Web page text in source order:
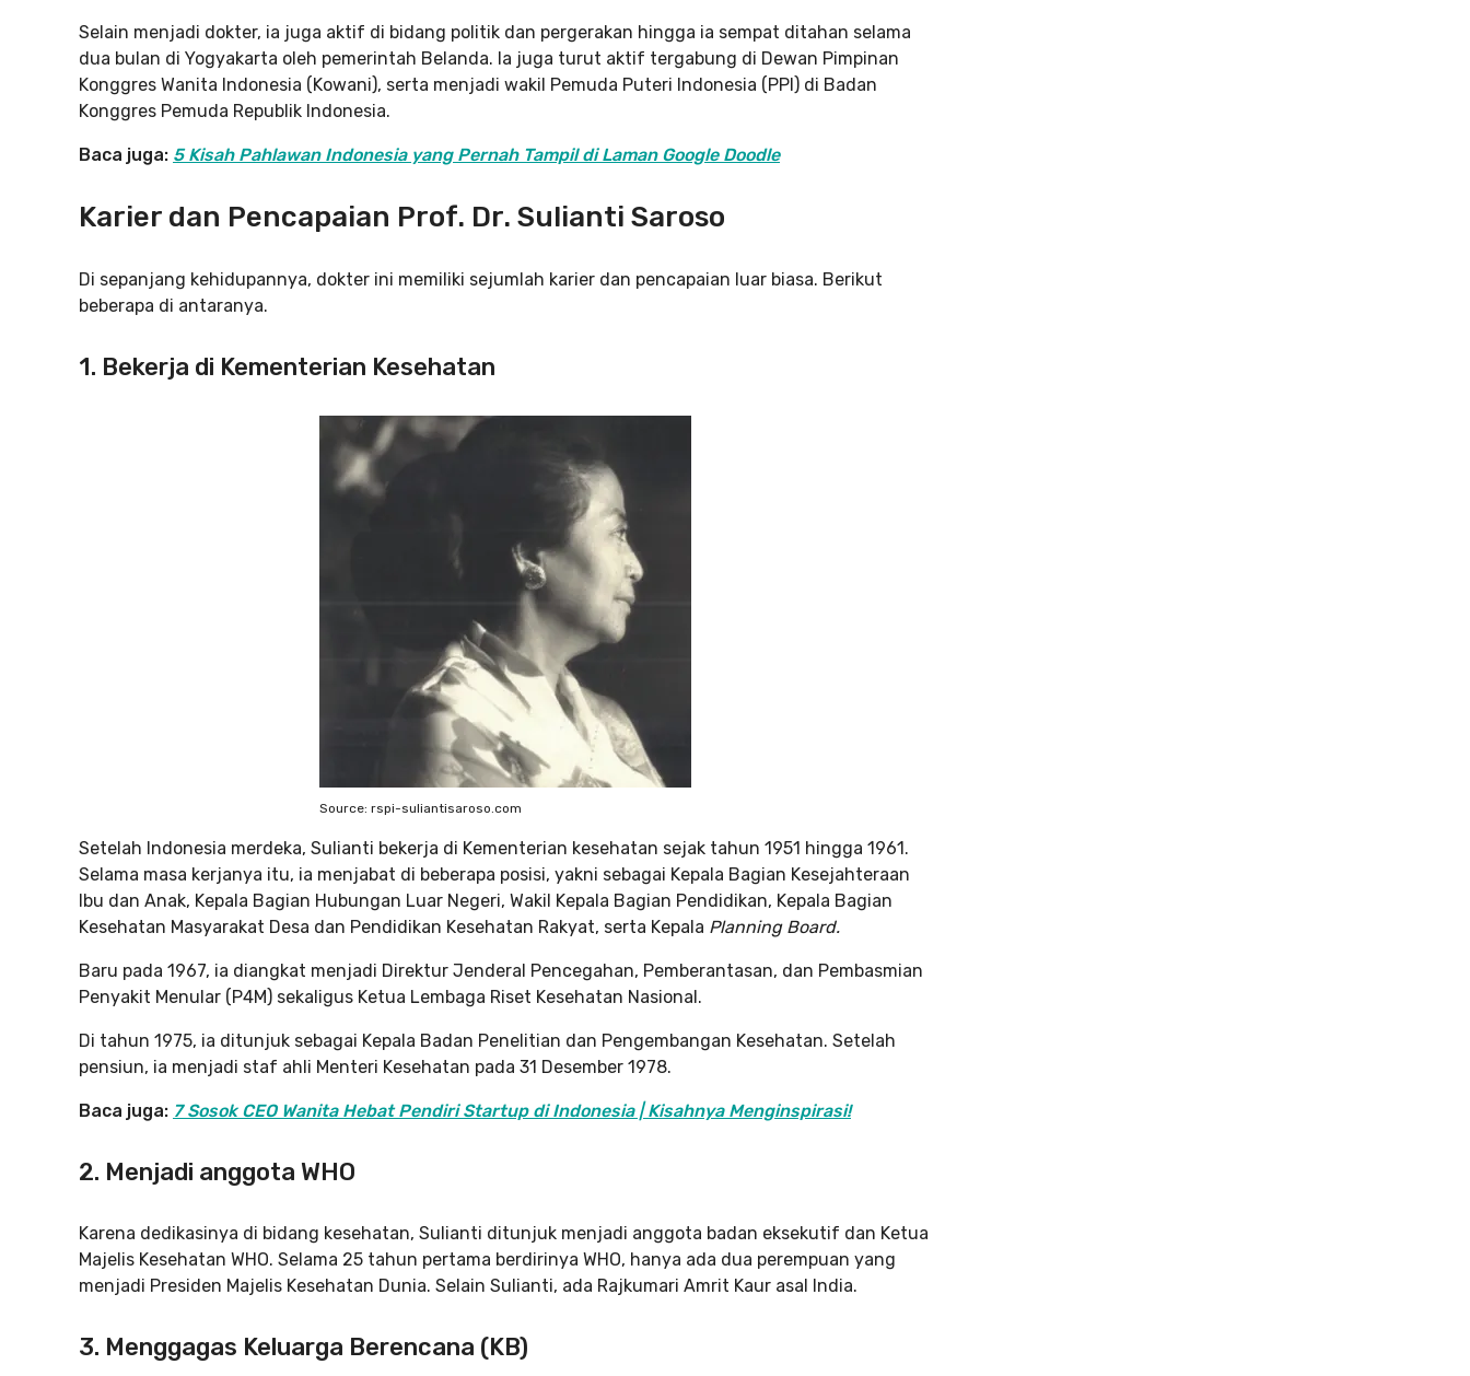
Selain menjadi dokter, ia juga aktif di bidang politik dan pergerakan hingga ia sempat ditahan selama
dua bulan di Yogyakarta oleh pemerintah Belanda. Ia juga turut aktif tergabung di Dewan Pimpinan
Konggres Wanita Indonesia (Kowani), serta menjadi wakil Pemuda Puteri Indonesia (PPI) di Badan
Konggres Pemuda Republik Indonesia.
Baca juga: 5 Kisah Pahlawan Indonesia yang Pernah Tampil di Laman Google Doodle
Karier dan Pencapaian Prof. Dr. Sulianti Saroso
Di sepanjang kehidupannya, dokter ini memiliki sejumlah karier dan pencapaian luar biasa. Berikut
beberapa di antaranya.
1. Bekerja di Kementerian Kesehatan
Source: rspi-suliantisaroso.com
Setelah Indonesia merdeka, Sulianti bekerja di Kementerian kesehatan sejak tahun 1951 hingga 1961.
Selama masa kerjanya itu, ia menjabat di beberapa posisi, yakni sebagai Kepala Bagian Kesejahteraan
Ibu dan Anak, Kepala Bagian Hubungan Luar Negeri, Wakil Kepala Bagian Pendidikan, Kepala Bagian
Kesehatan Masyarakat Desa dan Pendidikan Kesehatan Rakyat, serta Kepala Planning Board.
Baru pada 1967, ia diangkat menjadi Direktur Jenderal Pencegahan, Pemberantasan, dan Pembasmian
Penyakit Menular (P4M) sekaligus Ketua Lembaga Riset Kesehatan Nasional.
Di tahun 1975, ia ditunjuk sebagai Kepala Badan Penelitian dan Pengembangan Kesehatan. Setelah
pensiun, ia menjadi staf ahli Menteri Kesehatan pada 31 Desember 1978.
Baca juga: 7 Sosok CEO Wanita Hebat Pendiri Startup di Indonesia | Kisahnya Menginspirasi!
2. Menjadi anggota WHO
Karena dedikasinya di bidang kesehatan, Sulianti ditunjuk menjadi anggota badan eksekutif dan Ketua
Majelis Kesehatan WHO. Selama 25 tahun pertama berdirinya WHO, hanya ada dua perempuan yang
menjadi Presiden Majelis Kesehatan Dunia. Selain Sulianti, ada Rajkumari Amrit Kaur asal India.
3. Menggagas Keluarga Berencana (KB)